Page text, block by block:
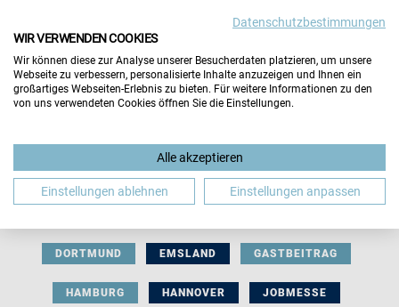
BERUFLICHE ORIENTIERUNG BEWERBUNG
DORTMUND EMSLAND GASTBEITRAG
HAMBURG HANNOVER JOBMESSE
Datenschutzbestimmungen
WIR VERWENDEN COOKIES
Wir können diese zur Analyse unserer Besucherdaten platzieren, um unsere
Webseite zu verbessern, personalisierte Inhalte anzuzeigen und Ihnen ein
großartiges Webseiten-Erlebnis zu bieten. Für weitere Informationen zu den
von uns verwendeten Cookies öffnen Sie die Einstellungen.
Alle akzeptieren
Einstellungen ablehnen Einstellungen anpassen